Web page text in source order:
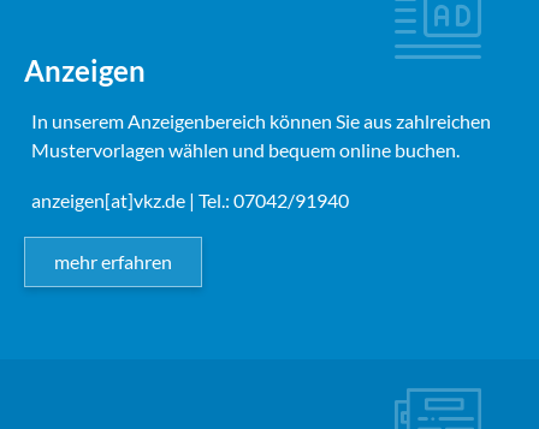
Anzeigen
In unserem Anzeigenbereich können Sie aus zahlreichen
Mustervorlagen wählen und bequem online buchen.
anzeigen[at]vkz.de | Tel.: 07042/91940
mehr erfahren